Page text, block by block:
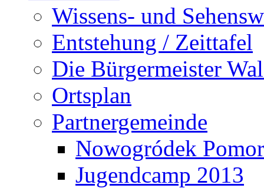
Wissens- und
Entstehung / Zeittafel
Die Bürgermeister
Ortsplan
Partnergemeinde
Nowogródek
Jugendcamp 2013